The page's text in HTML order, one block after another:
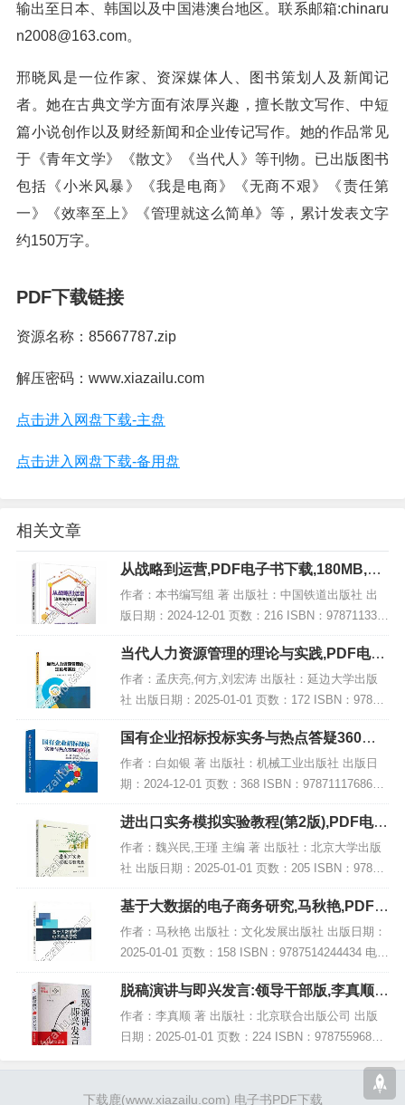
输出至日本、韩国以及中国港澳台地区。联系邮箱:chinaru
n2008@163.com。
邢晓凤是一位作家、资深媒体人、图书策划人及新闻记
者。她在古典文学方面有浓厚兴趣，擅长散文写作、中短
篇小说创作以及财经新闻和企业传记写作。她的作品常见
于《青年文学》《散文》《当代人》等刊物。已出版图书
包括《小米风暴》《我是电商》《无商不艰》《责任第
一》《效率至上》《管理就这么简单》等，累计发表文字
约150万字。
PDF下载链接
资源名称：85667787.zip
解压密码：www.xiazailu.com
点击进入网盘下载-主盘
点击进入网盘下载-备用盘
相关文章
从战略到运营,PDF电子书下载,180MB,网
盘资源
作者：本书编写组 著 出版社：中国铁道出版社 出
版日期：2024-12-01 页数：216 ISBN：978711331
4774 电子书大小：180MB [高清扫描版PDF格式] 内
容简介...
当代人力资源管理的理论与实践,PDF电子
书网盘下载
作者：孟庆亮,何方,刘宏涛 出版社：延边大学出版
社 出版日期：2025-01-01 页数：172 ISBN：97872
30070393 电子书大小：195MB [高清扫描版PDF格
式] 内容...
国有企业招标投标实务与热点答疑360问,
PDF电子书下载
作者：白如银 著 出版社：机械工业出版社 出版日
期：2024-12-01 页数：368 ISBN：9787111768678
电子书大小：242MB [高清扫描版PDF格式] 内容简
介 本书...
进出口实务模拟实验教程(第2版),PDF电子
书下载
作者：魏兴民,王瑾 主编 著 出版社：北京大学出版
社 出版日期：2025-01-01 页数：205 ISBN：97873
01349410 电子书大小：257MB [高清扫描版PDF格
式] 内...
基于大数据的电子商务研究,马秋艳,PDF电
子书下载,网盘资源
作者：马秋艳 出版社：文化发展出版社 出版日期：
2025-01-01 页数：158 ISBN：9787514244434 电子
书大小：213MB [高清扫描版PDF格式] 内容简介 该
著作题...
脱稿演讲与即兴发言:领导干部版,李真顺,P
DF电子书网盘下载
作者：李真顺 著 出版社：北京联合出版公司 出版
日期：2025-01-01 页数：224 ISBN：97875596802
下载鹿(www.xiazailu.com) 电子书PDF下载